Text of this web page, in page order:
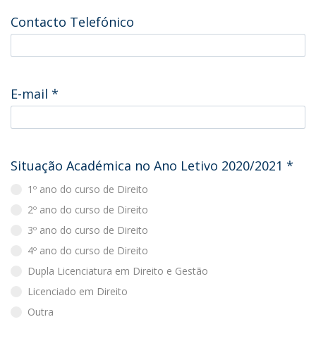
Contacto Telefónico
E-mail *
Situação Académica no Ano Letivo 2020/2021 *
1º ano do curso de Direito
2º ano do curso de Direito
3º ano do curso de Direito
4º ano do curso de Direito
Dupla Licenciatura em Direito e Gestão
Licenciado em Direito
Outra